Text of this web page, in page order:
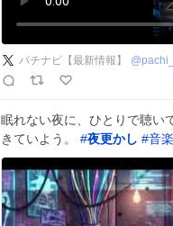
パチナビ【最新情報】 @
眠れない夜に、ひとりで聴い
きていよう。 #夜更かし #音